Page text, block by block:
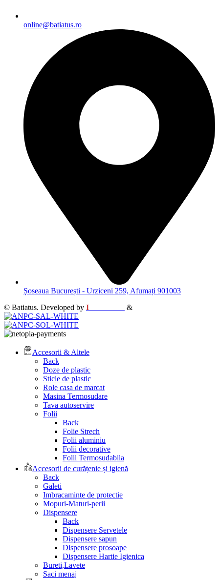
online@batiatus.ro
Șoseaua București - Urziceni 259, Afumați 901003
© Batiatus. Developed by I &
Accesorii & Altele
Back
Doze de plastic
Sticle de plastic
Role casa de marcat
Masina Termosudare
Tava autoservire
Folii
Back
Folie Strech
Folii aluminiu
Folii decorative
Folii Termosudabila
Accesorii de curățenie și igienă
Back
Galeti
Imbracaminte de protectie
Mopuri-Maturi-perii
Dispensere
Back
Dispensere Servetele
Dispensere sapun
Dispensere prosoape
Dispensere Hartie Igienica
Bureti,Lavete
Saci menaj